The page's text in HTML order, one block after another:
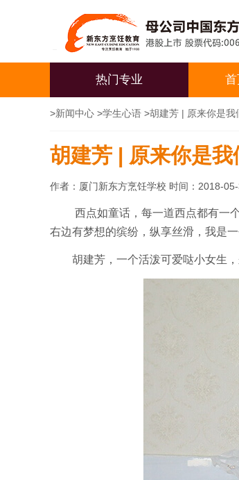
热门专业
>新闻中心 >学生心语 >胡建芳 | 原来你是我
胡建芳 | 原来你是
作者：厦门新东方烹饪学校 时间：2018-05-
西点如童话，每一道西点都有一
右边有梦想的缤纷，纵享丝滑，我是
胡建芳 ，一个活泼可爱哒小女生